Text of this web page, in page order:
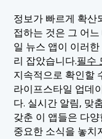
1.4 4. 라인 뉴스
정보가 빠르게 확산
접하는 것은 그 어
일 뉴스 앱이 이러
리 잡았습니다.필수
지속적으로 확인할
라이프스타일 업데
다. 실시간 알림, 맞
갖춘 이 앱들은 다
중요한 소식을 놓치